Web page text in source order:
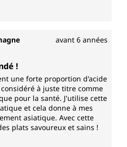
avant 6 années
5 étoiles
!
une forte proportion d'acide
à juste titre comme
pour la santé. J'utilise cette
et cela donne à mes
asiatique. Avec cette
plats savoureux et sains !